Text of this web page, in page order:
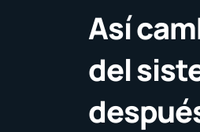
Así
del